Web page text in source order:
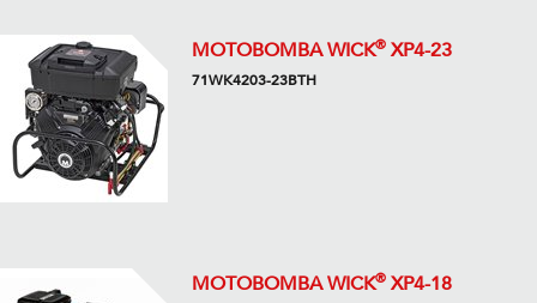
MOTOBOMBA WICK® XP4-23
71WK4203-23BTH
MOTOBOMBA WICK® XP4-18